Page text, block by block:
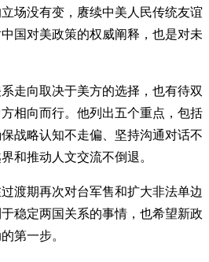
场没有变，赓续中美人民传统友谊
国对美政策的权威阐释，也是对未
走向取决于美方的选择，也有待双
相向而行。他列出五个重点，包括
战略认知不走偏、坚持沟通对话不
和推动人文交流不倒退。
渡期再次对台军售和扩大非法单边
稳定两国关系的事情，也希望新政
第一步。